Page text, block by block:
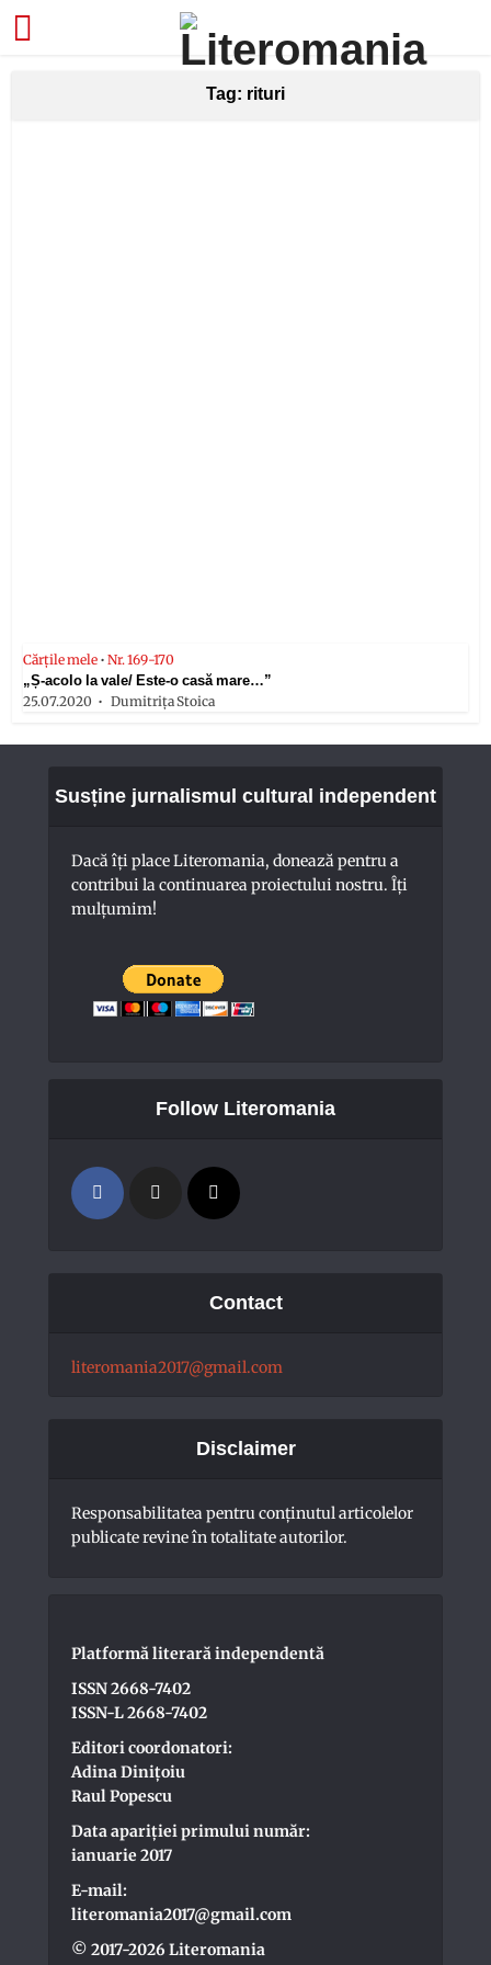
Tag: rituri
Cărțile mele • Nr. 169-170
„Ș-acolo la vale/ Este-o casă mare…”
25.07.2020
Dumitrița Stoica
Susține jurnalismul cultural independent
Dacă îți place Literomania, donează pentru a
contribui la continuarea proiectului nostru. Îți
mulțumim!
Follow Literomania
Contact
literomania2017@gmail.com
Disclaimer
Responsabilitatea pentru conţinutul articolelor
publicate revine în totalitate autorilor.
Platformă literară independentă
ISSN 2668-7402
ISSN-L 2668-7402
Editori coordonatori:
Adina Dinițoiu
Raul Popescu
Data apariţiei primului număr:
ianuarie 2017
E-mail:
literomania2017@gmail.com
© 2017-2026 Literomania